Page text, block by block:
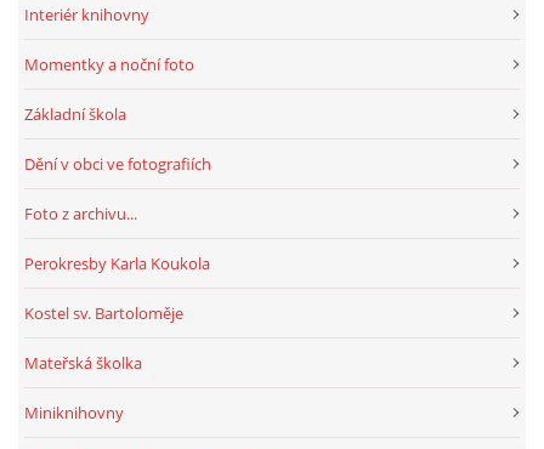
HRY, KVÍZY, VZDĚLÁVÁNÍ ON-LINE
© 2026 eStránky.cz
Interiér knihovny
Momentky a noční foto
Základní škola
Dění v obci ve fotografiích
Foto z archivu...
Perokresby Karla Koukola
Kostel sv. Bartoloměje
Mateřská školka
Miniknihovny